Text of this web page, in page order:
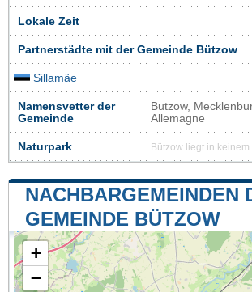
Lokale Zeit
Partnerstädte mit der Gemeinde Bützow
Sillamäe
Namensvetter der
Gemeinde
Butzow,
Allemagne
Naturpark Bützow liegt in
NACHBARGEMEINDEN
GEMEINDE BÜTZOW
+
−